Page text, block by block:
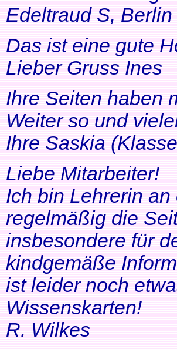
Edeltraud S, Berlin
Das ist eine gute
Lieber Gruss Ines
Ihre Seiten haben
Weiter so und
Ihre Saskia
Liebe Mitarbeiter!
Ich bin Lehrerin
regelmäßig die
insbesondere für
kindgemäße
ist leider noch
Wissenskarten!
R. Wilkes